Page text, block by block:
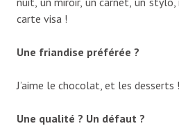
carte visa !
Une friandise préférée ?
J’aime le chocolat, et les desserts !
Une qualité ? Un défaut ?